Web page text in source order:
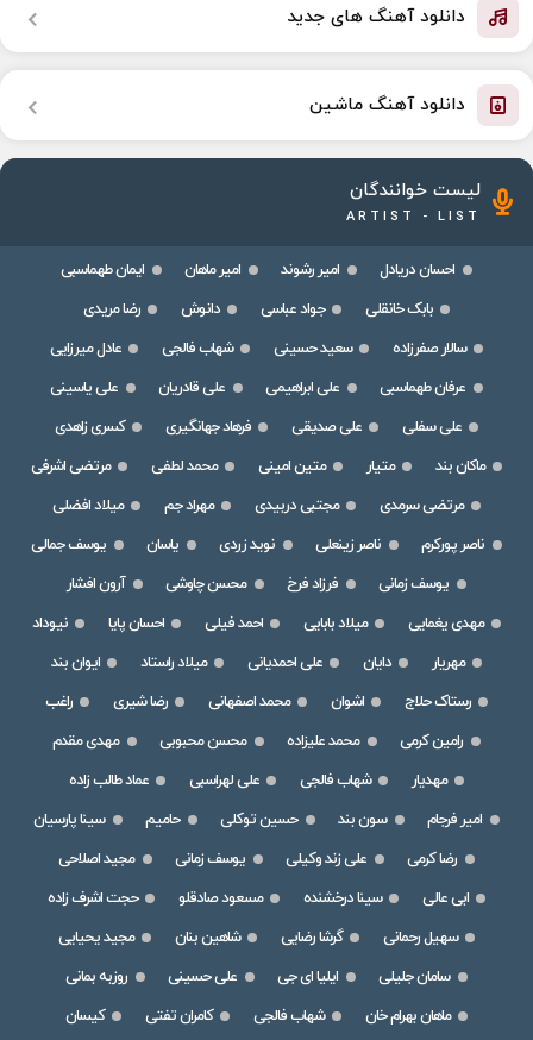
دانلود آهنگ های جدید
دانلود آهنگ ماشین
لیست خوانندگان
ARTIST - LIST
احسان دریادل امیر رشوند امیر ماهان
ایمان طهماسبی
بابک خانقلی
جواد عباسی دانوش
رضا مریدی
سالار صفرزاده
سعید حسینی شهاب فالجی
عادل میرزایی
عرفان طهماسبی
علی ابراهیمی علی قادریان
علی یاسینی
علی سفلی
علی صدیقی فرهاد جهانگیری
کسری زاهدی
ماکان بند
متیار متین امینی محمد لطفی
مرتضی اشرفی
مرتضی سرمدی
مجتبی دربیدی مهراد جم
میلاد افضلی
ناصر پورکرم
ناصر زینعلی نوید زردی یاسان
یوسف جمالی
یوسف زمانی
فرزاد فرخ محسن چاوشی
آرون افشار
مهدی یغمایی
میلاد بابایی احمد فیلی احسان پایا
نیوداد
مهریار
دایان علی احمدیانی میلاد راستاد
ایوان بند
رستاک حلاج
اشوان محمد اصفهانی رضا شیری
راغب
رامین کرمی
محمد علیزاده محسن محبوبی
مهدی مقدم
مهدیار
شهاب فالجی علی لهراسبی
عماد طالب زاده
امیر فرجام
سون بند حسین توکلی حامیم
سینا پارسیان
رضا کرمی
علی زند وکیلی یوسف زمانی
مجید اصلاحی
ابی عالی
سینا درخشنده مسعود صادقلو
حجت اشرف زاده
سهیل رحمانی
گرشا رضایی شاهین بنان
مجید یحیایی
سامان جلیلی
ایلیا ای جی علی حسینی
روزبه بمانی
ماهان بهرام خان
شهاب فالجی کامران تفتی کیسان